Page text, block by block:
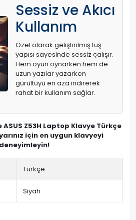
Sessiz ve Akıcı
Kullanım
Özel olarak geliştirilmiş tuş
yapısı sayesinde sessiz çalışır.
Hem oyun oynarken hem de
uzun yazılar yazarken
gürültüyü en aza indirerek
rahat bir kullanım sağlar.
Z53H Laptop Klavye Türkçe
için en uygun klavyeyi
deneyimleyin!
Türkçe
Siyah